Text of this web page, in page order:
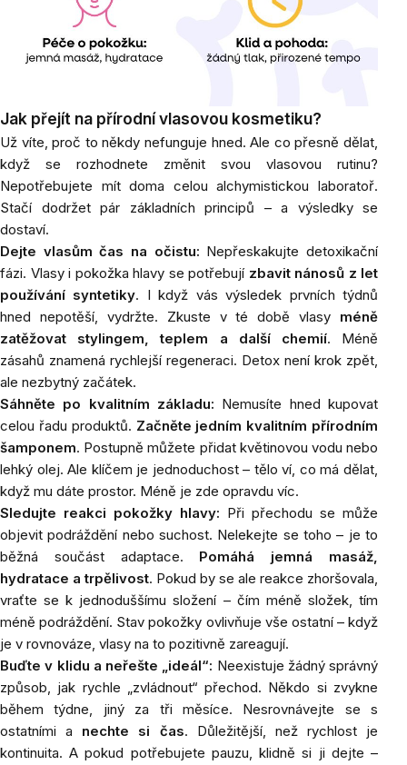
Jak přejít na přírodní vlasovou kosmetiku?
Už víte, proč to někdy nefunguje hned. Ale co přesně dělat,
když se rozhodnete změnit svou vlasovou rutinu?
Nepotřebujete mít doma celou alchymistickou laboratoř.
Stačí dodržet pár základních principů – a výsledky se
dostaví.
Dejte vlasům čas na očistu: Nepřeskakujte detoxikační
fázi. Vlasy i pokožka hlavy se potřebují zbavit nánosů z let
používání syntetiky. I když vás výsledek prvních týdnů
hned nepotěší, vydržte. Zkuste v té době vlasy méně
zatěžovat stylingem, teplem a další chemií. Méně
zásahů znamená rychlejší regeneraci. Detox není krok zpět,
ale nezbytný začátek.
Sáhněte po kvalitním základu: Nemusíte hned kupovat
celou řadu produktů. Začněte jedním kvalitním přírodním
šamponem. Postupně můžete přidat květinovou vodu nebo
lehký olej. Ale klíčem je jednoduchost – tělo ví, co má dělat,
když mu dáte prostor. Méně je zde opravdu víc.
Sledujte reakci pokožky hlavy: Při přechodu se může
objevit podráždění nebo suchost. Nelekejte se toho – je to
běžná součást adaptace. Pomáhá jemná masáž,
hydratace a trpělivost. Pokud by se ale reakce zhoršovala,
vraťte se k jednoduššímu složení – čím méně složek, tím
méně podráždění. Stav pokožky ovlivňuje vše ostatní – když
je v rovnováze, vlasy na to pozitivně zareagují.
Buďte v klidu a neřešte „ideál“: Neexistuje žádný správný
způsob, jak rychle „zvládnout“ přechod. Někdo si zvykne
během týdne, jiný za tři měsíce. Nesrovnávejte se s
ostatními a nechte si čas. Důležitější, než rychlost je
kontinuita. A pokud potřebujete pauzu, klidně si ji dejte –